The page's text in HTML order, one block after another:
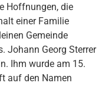
Hoffnungen, die
einer Familie
Gemeinde
Johann Georg Sterrer
Ihm wurde am 15.
auf den Namen